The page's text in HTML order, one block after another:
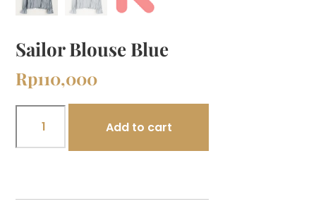
Sailor Blouse Blue
Rp110,000
Blouse
Blue
Add to cart